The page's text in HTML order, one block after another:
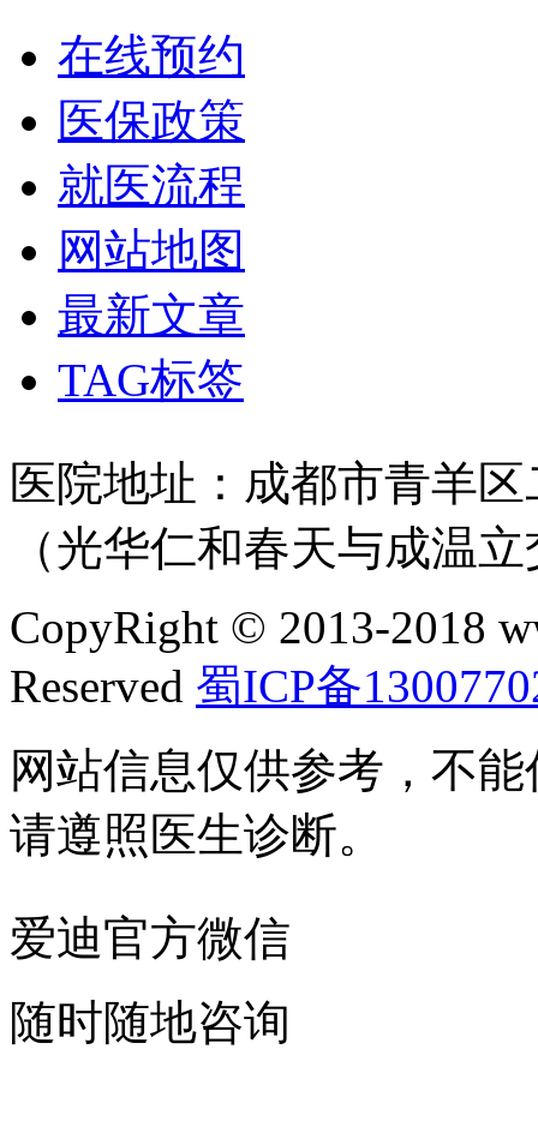
在线预约
医保政策
就医流程
网站地图
最新文章
TAG标签
医院地址：成都市青羊
（光华仁和春天与成温
CopyRight © 2013-2018
Reserved 蜀ICP备
网站信息仅供参考，不
请遵照医生诊断。
爱迪官方微信
随时随地咨询